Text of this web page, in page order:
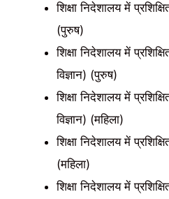
शिक्षा निदेशालय में
(पुरुष)
शिक्षा निदेशालय में
विज्ञान) (पुरुष)
शिक्षा निदेशालय में
विज्ञान) (महिला)
शिक्षा निदेशालय में
(महिला)
शिक्षा निदेशालय में